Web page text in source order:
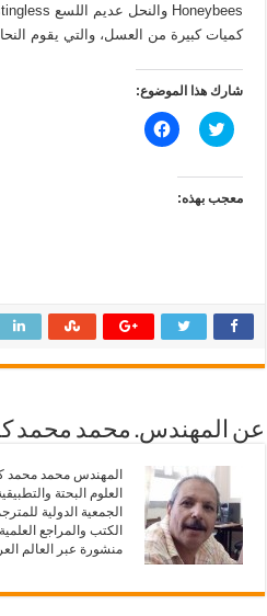
كميات كبيرة من العسل، والتي يقوم
شارك هذا الموضوع:
ا
ض
ل
ل
م
ل
ت
ي
ف
ت
ي
ن
ا
ف
ذ
ة
ج
ي
ا
ن
ل
ف
س
(
ف
ح
ف
ي
ن
ا
ف
ذ
ة
د
معجب بهذه:
عن المهندس. محمد محمد
المهندس محمد محمد
العلوم البحتة
الجمعية الدولية
منشورة عبر العالم